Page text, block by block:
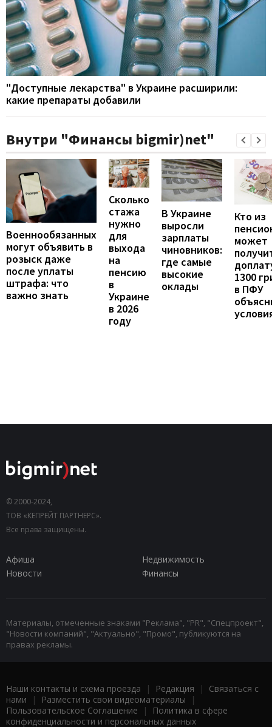
"Доступные лекарства" в Украине расширили:
какие препараты добавили
Внутри "Финансы bigmir)net"
Военнообязанных
могут объявить в
розыск даже
после уплаты
штрафа: что
важно знать
Сколько
стажа
нужно
для
выхода
на
пенсию
в
Украине
в 2026
году
В Украине
выросли
зарплаты
чиновников:
где самые
высокие
оклады
Кто из
может
1300
в ПФУ
© 2000-2024,
ТОВ «КЕПРЕЙТ ПАРТНЕРС».
Все права защищены.
Афиша
Недвижимость
Новости
Финансы
Материалы, отмеченные знаками "Реклама", "PR", "Спецпроект",
"Новости компаний", "Актуально", "Промо", публикуются на
правах рекламы.
Наши контакты и схема проезда | Редакция | Связаться с
нами | Разместить свои видеоматериалы |
Пользовательское Соглашение |
Политика в сфере
конфиденциальности и персональных данных